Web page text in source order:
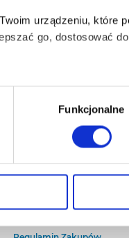
urządzeniu, które
go, dostosować
niezbędne do
Twoje
Funkcjonalne